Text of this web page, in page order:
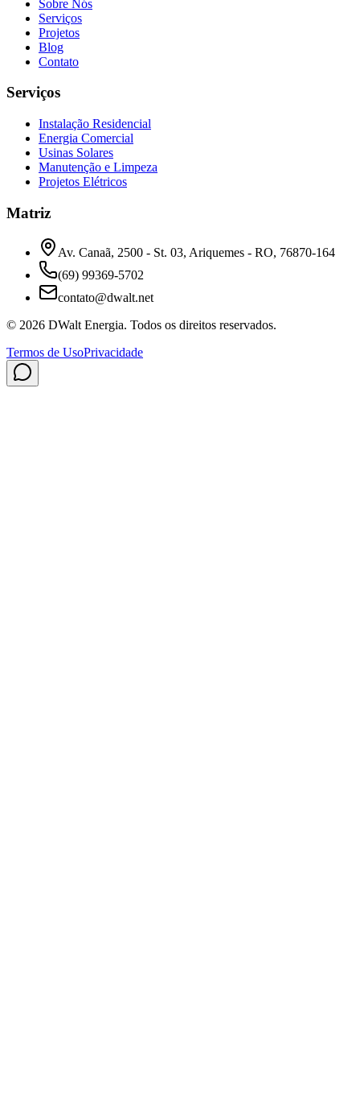
Sobre Nós
Serviços
Projetos
Blog
Contato
Serviços
Instalação Residencial
Energia Comercial
Usinas Solares
Manutenção e Limpeza
Projetos Elétricos
Matriz
Av. Canaã, 2500 - St. 03, Ariquemes - RO, 76870-164
(69) 99369-5702
contato@dwalt.net
© 2026 DWalt Energia. Todos os direitos reservados.
Termos de UsoPrivacidade